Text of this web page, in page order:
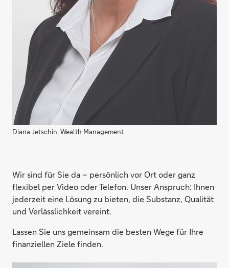
Diana Jetschin, Wealth Management
Wir sind für Sie da – persönlich vor Ort oder ganz
flexibel per Video oder Telefon. Unser Anspruch: Ihnen
jederzeit eine Lösung zu bieten, die Substanz, Qualität
und Verlässlichkeit vereint.
Lassen Sie uns gemeinsam die besten Wege für Ihre
finanziellen Ziele finden.